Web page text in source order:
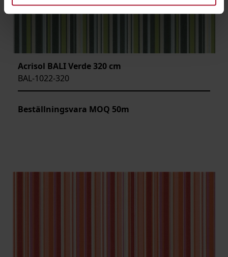
Acrisol BALI Verde 320 cm
BAL-1022-320
Beställningsvara MOQ 50m